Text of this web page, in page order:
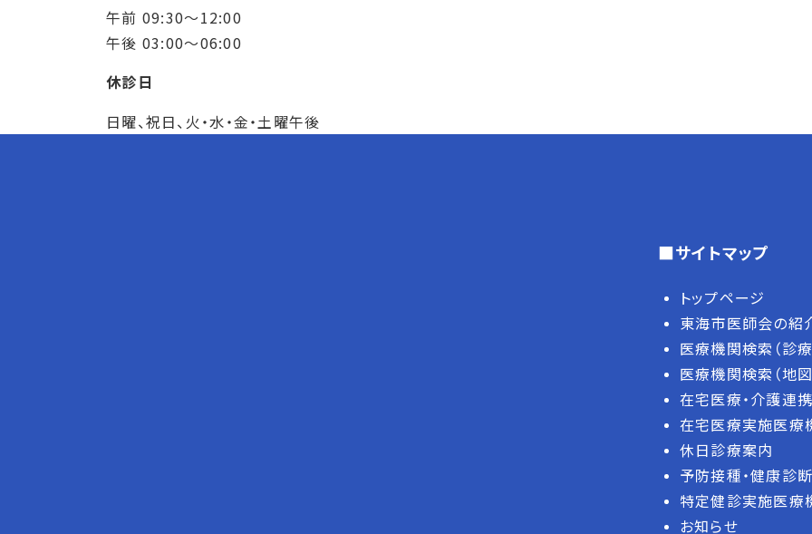
午前 09:30～12:00
午後 03:00～06:00
休診日
日曜、祝日、火・水・金・土曜午後
■サイトマップ
トップページ
東海市医師会の紹
医療機関検索（診療
医療機関検索（地図
在宅医療・介護連
在宅医療実施医療
休日診療案内
予防接種・健康診
特定健診実施医療
お知らせ